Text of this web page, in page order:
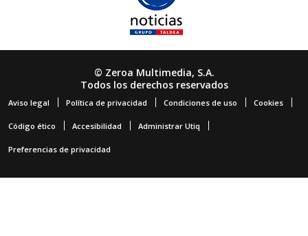
© Zeroa Multimedia, S.A.
Todos los derechos reservados
Aviso legal Política de privacidad Condiciones de uso Cookies
Código ético Accesibilidad Administrar Utiq
Preferencias de privacidad